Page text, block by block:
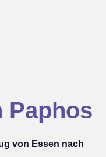
Paphos
von Essen nach